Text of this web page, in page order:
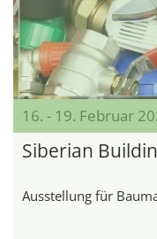
16. - 19. Februar
Siberian
Ausstellung für